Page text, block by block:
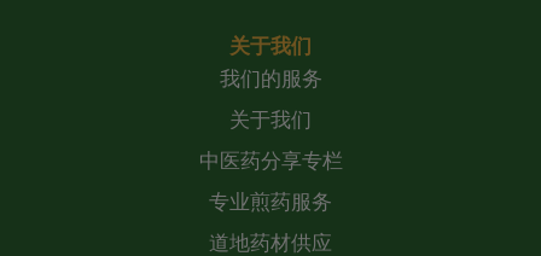
关于我们
我们的服务
关于我们
中医药分享专栏
专业煎药服务
道地药材供应